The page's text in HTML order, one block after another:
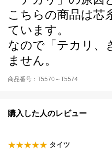
こちらの商品は芯
ています。
なので「テカリ、
ません。
商品番号：T5570～T5574
購入した人のレビュー
タイツ